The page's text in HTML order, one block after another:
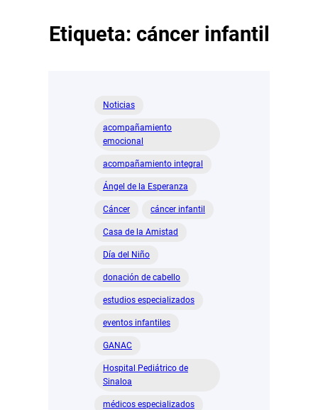
Etiqueta: cáncer infantil
Noticias
acompañamiento
emocional
acompañamiento integral
Ángel de la Esperanza
Cáncer cáncer infantil
Casa de la Amistad
Día del Niño
donación de cabello
estudios especializados
eventos infantiles
GANAC
Hospital Pediátrico de
Sinaloa
médicos especializados